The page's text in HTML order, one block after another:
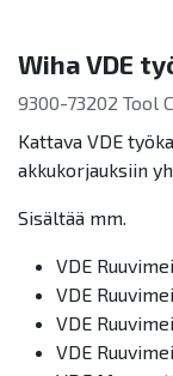
Wiha VDE
9300-73202 Tool
Kattava VDE
akkukorjauksiin
Sisältää mm.
VDE
VDE
VDE
VDE